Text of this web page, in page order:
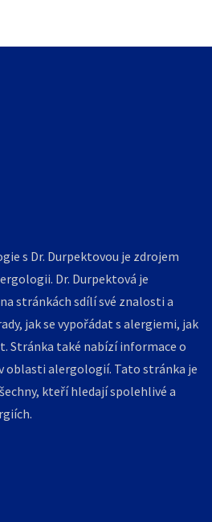
s Dr. Durpektovou je zdrojem
Dr. Durpektová je
stránkách sdílí své znalosti a
jak se vypořádat s alergiemi, jak
Stránka také nabízí informace o
oblasti alergologií. Tato stránka je
kteří hledají spolehlivé a